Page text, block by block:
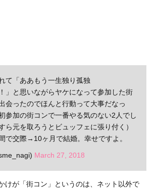
て「ああもう一生独り孤独
」と思いながらヤケになって参加した街
会ったのでほんと行動って大事だなっ
参加の街コンで一番やる気のない2人でし
ら元を取ろうとビュッフェに張り付く）
で交際→10ヶ月で結婚。幸せですよ。
March 27, 2018
けが「街コン」というのは、ネット以外で